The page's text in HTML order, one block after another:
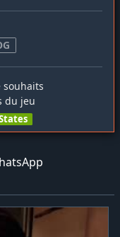
du jeu